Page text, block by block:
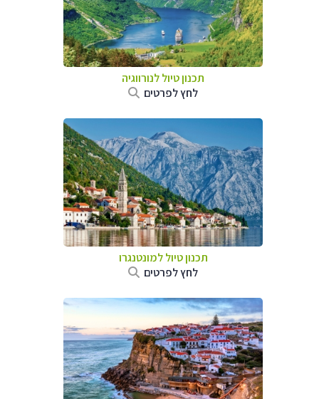
תכנון טיול לנורווגיה
לחץ לפרטים
תכנון טיול למונטנגרו
לחץ לפרטים